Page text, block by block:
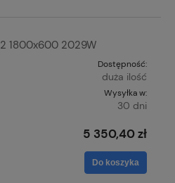
1800x600 2029W
Dostępność:
duża ilość
Wysyłka w:
30 dni
5 350,40 zł
Do koszyka